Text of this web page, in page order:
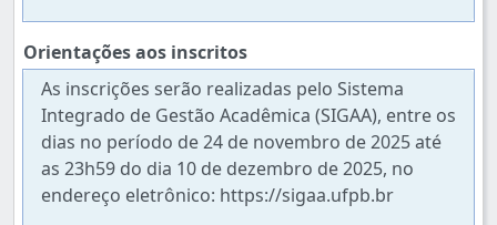
Orientações aos inscritos
As inscrições serão realizadas pelo Sistema
Integrado de Gestão Acadêmica (SIGAA), entre os
dias no período de 24 de novembro de 2025 até
as 23h59 do dia 10 de dezembro de 2025, no
endereço eletrônico: https://sigaa.ufpb.br